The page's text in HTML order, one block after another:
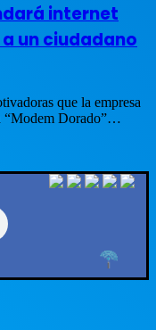
internet
un ciudadano
que la empresa
“Modem Dorado”…